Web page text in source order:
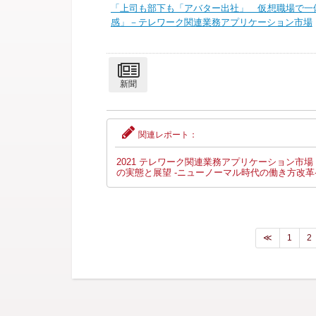
「上司も部下も「アバター出社」 仮想職場で一
感」－テレワーク関連業務アプリケーション市場
2021 テレワーク関連業務アプリケーション市場
の実態と展望 -ニューノーマル時代の働き方改革
≪ 1 2